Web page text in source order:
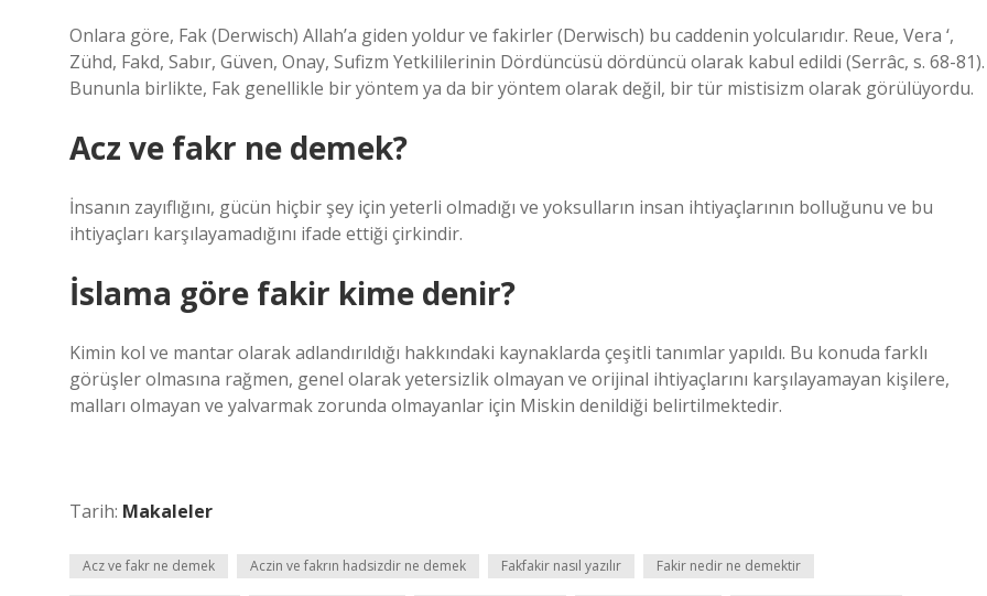
Onlara göre, Fak (Derwisch) Allah’a giden yoldur ve fakirler (Derwisch) bu caddenin yolcularıdır. Reue, Vera ‘,
Zühd, Fakd, Sabır, Güven, Onay, Sufizm Yetkililerinin Dördüncüsü dördüncü olarak kabul edildi (Serrâc, s. 68-81).
Bununla birlikte, Fak genellikle bir yöntem ya da bir yöntem olarak değil, bir tür mistisizm olarak görülüyordu.
Acz ve fakr ne demek?
İnsanın zayıflığını, gücün hiçbir şey için yeterli olmadığı ve yoksulların insan ihtiyaçlarının bolluğunu ve bu
ihtiyaçları karşılayamadığını ifade ettiği çirkindir.
İslama göre fakir kime denir?
Kimin kol ve mantar olarak adlandırıldığı hakkındaki kaynaklarda çeşitli tanımlar yapıldı. Bu konuda farklı
görüşler olmasına rağmen, genel olarak yetersizlik olmayan ve orijinal ihtiyaçlarını karşılayamayan kişilere,
malları olmayan ve yalvarmak zorunda olmayanlar için Miskin denildiği belirtilmektedir.
Tarih: Makaleler
Acz ve fakr ne demek Aczin ve fakrın hadsizdir ne demek Fakfakir nasıl yazılır Fakir nedir ne demektir